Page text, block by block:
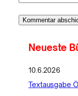
Neueste
10.6.2026
Textausgabe